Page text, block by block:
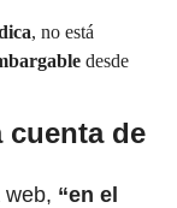
, no está
desde
cuenta de
web, “en el